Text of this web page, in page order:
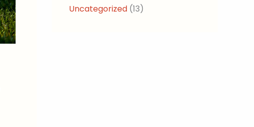
Uncategorized (13)